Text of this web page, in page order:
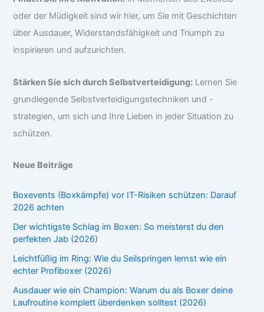
oder der Müdigkeit sind wir hier, um Sie mit Geschichten
über Ausdauer, Widerstandsfähigkeit und Triumph zu
inspirieren und aufzurichten.
Stärken Sie sich durch Selbstverteidigung: Lernen Sie
grundlegende Selbstverteidigungstechniken und -
strategien, um sich und Ihre Lieben in jeder Situation zu
schützen.
Neue Beiträge
Boxevents (Boxkämpfe) vor IT-Risiken schützen: Darauf
2026 achten
Der wichtigste Schlag im Boxen: So meisterst du den
perfekten Jab (2026)
Leichtfüßig im Ring: Wie du Seilspringen lernst wie ein
echter Profiboxer (2026)
Ausdauer wie ein Champion: Warum du als Boxer deine
Laufroutine komplett überdenken solltest (2026)